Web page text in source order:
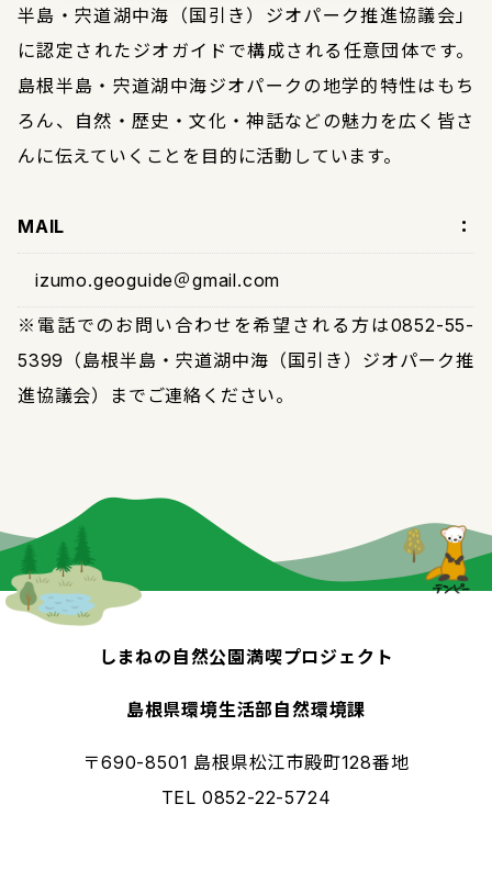
半島・宍道湖中海（国引き）ジオパーク推進協議会」
に認定されたジオガイドで構成される任意団体です。
島根半島・宍道湖中海ジオパークの地学的特性はもち
ろん、自然・歴史・文化・神話などの魅力を広く皆さ
んに伝えていくことを目的に活動しています。
MAIL
izumo.geoguide＠gmail.com
※電話でのお問い合わせを希望される方は0852-55-
5399（島根半島・宍道湖中海（国引き）ジオパーク推
進協議会）までご連絡ください。
しまねの自然公園満喫プロジェクト
島根県環境生活部自然環境課
〒690-8501 島根県松江市殿町128番地
TEL 0852-22-5724